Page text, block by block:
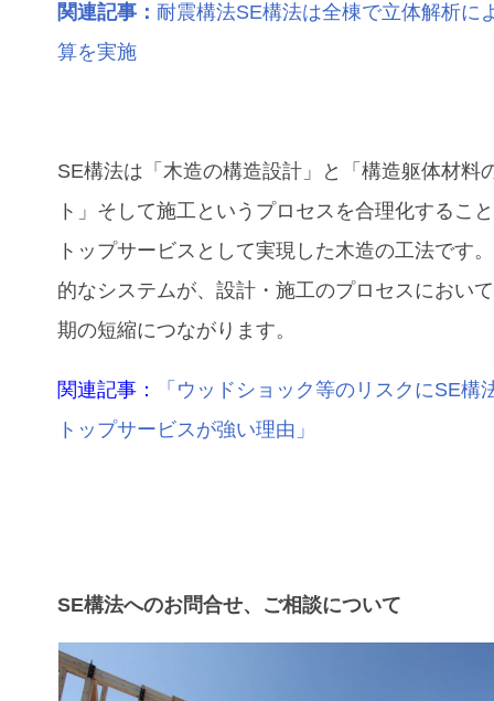
関連記事： 耐震構法SE構法は全棟で立体解析に
算を実施
SE構法は「木造の構造設計」と「構造躯体材料
ト」そして施工というプロセスを合理化するこ
トップサービスとして実現した木造の工法です
的なシステムが、設計・施工のプロセスにおい
期の短縮につながります。
関連記事：
「ウッドショック等のリスクにSE構
トップサービスが強い理由」
SE構法へのお問合せ、ご相談について